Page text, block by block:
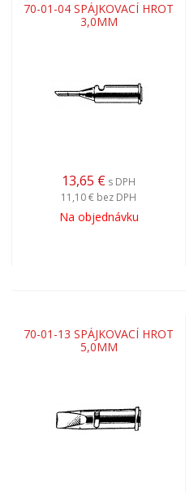
70-01-04 SPÁJKOVACÍ HROT
3,0MM
13,65 € s DPH
11,10 € bez DPH
Na objednávku
70-01-13 SPÁJKOVACÍ HROT
5,0MM